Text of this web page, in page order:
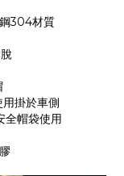
304材質
掛於車側
帽袋使用